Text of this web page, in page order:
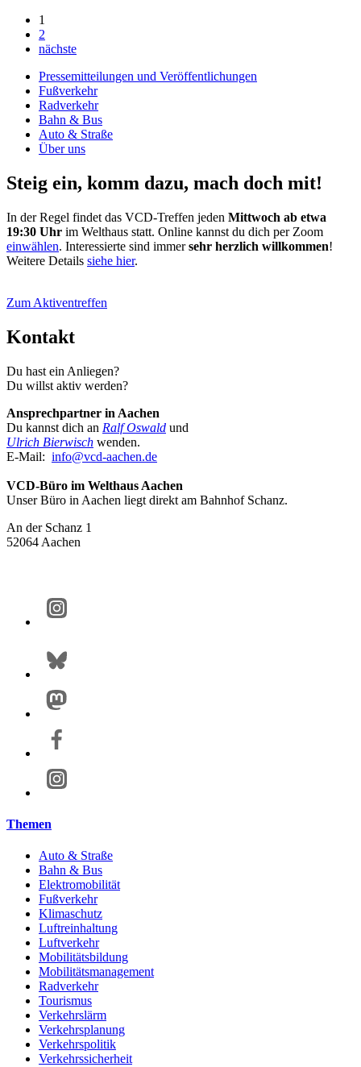
1
2
nächste
Pressemitteilungen und Veröffentlichungen
Fußverkehr
Radverkehr
Bahn & Bus
Auto & Straße
Über uns
Steig ein, komm dazu, mach doch mit!
In der Regel findet das VCD-Treffen jeden Mittwoch ab etwa
19:30 Uhr im Welthaus statt. Online kannst du dich per Zoom
einwählen. Interessierte sind immersehr herzlich willkommen!
Weitere Details siehe hier.
Zum Aktiventreffen
Kontakt
Du hast ein Anliegen?
Du willst aktiv werden?
Ansprechpartner in Aachen
Du kannst dich an Ralf Oswald und
Ulrich Bierwisch wenden.
E-Mail: info@vcd-aachen.de
VCD-Büro im Welthaus Aachen
Unser Büro in Aachen liegt direkt am Bahnhof Schanz.
An der Schanz 1
52064 Aachen
Themen
Auto & Straße
Bahn & Bus
Elektromobilität
Fußverkehr
Klimaschutz
Luftreinhaltung
Luftverkehr
Mobilitätsbildung
Mobilitätsmanagement
Radverkehr
Tourismus
Verkehrslärm
Verkehrsplanung
Verkehrspolitik
Verkehrssicherheit